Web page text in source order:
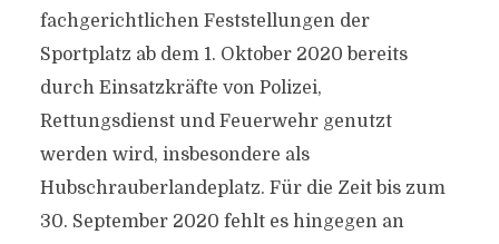
fachgerichtlichen Feststellungen der
Sportplatz ab dem 1. Oktober 2020 bereits
durch Einsatzkräfte von Polizei,
Rettungsdienst und Feuerwehr genutzt
werden wird, insbesondere als
Hubschrauberlandeplatz. Für die Zeit bis zum
30. September 2020 fehlt es hingegen an